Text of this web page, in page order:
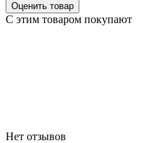
Оценить товар
С этим товаром покупают
Нет отзывов